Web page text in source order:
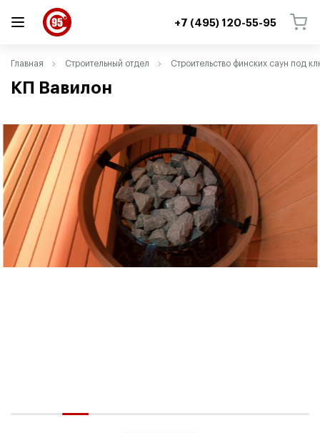
+7 (495) 120-55-95
Главная Строительный отдел Строительство финских саун под
КП Вавилон
ВЕРНУТЬСЯ
ВЕРНУТЬСЯ